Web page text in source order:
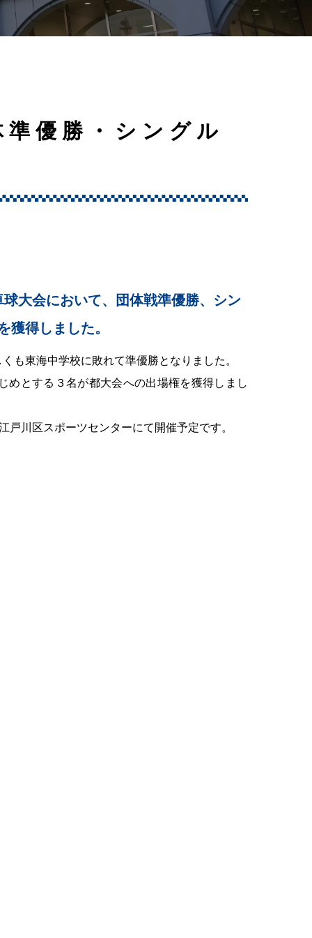
優勝・シングル
大会において、団体戦準優勝、シン
得しました。
も東海中学校に敗れて準優勝となりました。
めとする３名が都大会への出場権を獲得しまし
川区スポーツセンターにて開催予定です。